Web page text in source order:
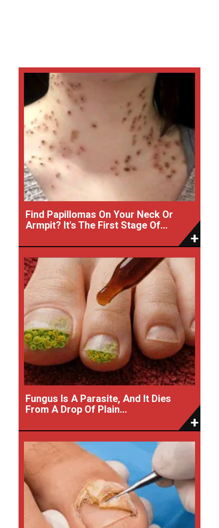
Find Papillomas On Your Neck Or
Armpit? It's The First Stage Of...
Fungus Is A Parasite, And It Dies
From A Drop Of Plain...